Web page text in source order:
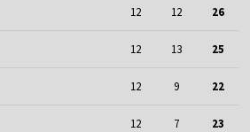
12 12 26
12 13 25
12 9 22
12 7 23